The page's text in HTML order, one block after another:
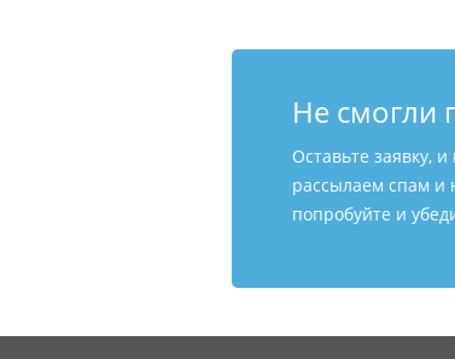
Не смогли
Оставьте заявку,
рассылаем спам и
попробуйте и